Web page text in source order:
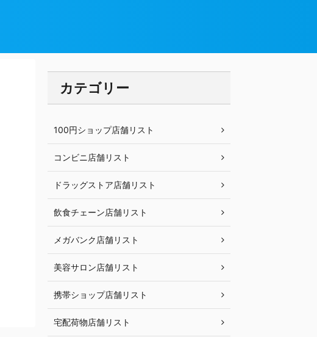
カテゴリー
100円ショップ店舗リスト
コンビニ店舗リスト
ドラッグストア店舗リスト
飲食チェーン店舗リスト
メガバンク店舗リスト
美容サロン店舗リスト
携帯ショップ店舗リスト
宅配荷物店舗リスト